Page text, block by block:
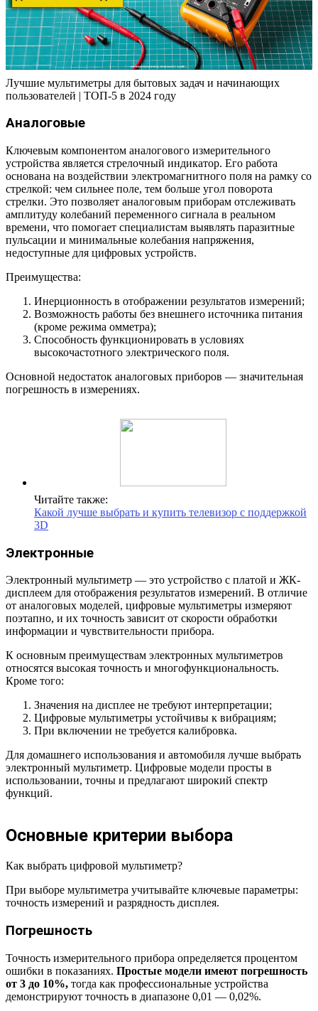
Лучшие мультиметры для бытовых задач и начинающих
пользователей | ТОП-5 в 2024 году
Аналоговые
Ключевым компонентом аналогового измерительного
устройства является стрелочный индикатор. Его работа
основана на воздействии электромагнитного поля на рамку со
стрелкой: чем сильнее поле, тем больше угол поворота
стрелки. Это позволяет аналоговым приборам отслеживать
амплитуду колебаний переменного сигнала в реальном
времени, что помогает специалистам выявлять паразитные
пульсации и минимальные колебания напряжения,
недоступные для цифровых устройств.
Преимущества:
Инерционность в отображении результатов измерений;
Возможность работы без внешнего источника питания
(кроме режима омметра);
Способность функционировать в условиях
высокочастотного электрического поля.
Основной недостаток аналоговых приборов — значительная
погрешность в измерениях.
Читайте также:
Какой лучше выбрать и купить телевизор с поддержкой
3D
Электронные
Электронный мультиметр — это устройство с платой и ЖК-
дисплеем для отображения результатов измерений. В отличие
от аналоговых моделей, цифровые мультиметры измеряют
поэтапно, и их точность зависит от скорости обработки
информации и чувствительности прибора.
К основным преимуществам электронных мультиметров
относятся высокая точность и многофункциональность.
Кроме того:
Значения на дисплее не требуют интерпретации;
Цифровые мультиметры устойчивы к вибрациям;
При включении не требуется калибровка.
Для домашнего использования и автомобиля лучше выбрать
электронный мультиметр. Цифровые модели просты в
использовании, точны и предлагают широкий спектр
функций.
Основные критерии выбора
Как выбрать цифровой мультиметр?
При выборе мультиметра учитывайте ключевые параметры:
точность измерений и разрядность дисплея.
Погрешность
Точность измерительного прибора определяется процентом
ошибки в показаниях. Простые модели имеют погрешность
от 3 до 10%, тогда как профессиональные устройства
демонстрируют точность в диапазоне 0,01 — 0,02%.